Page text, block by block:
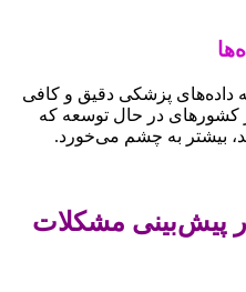
داده‌های پزشکی دقیق و کافی
کشورهای در حال توسعه که
بیشتر به چشم می‌خورد.
پیش‌بینی مشکلات